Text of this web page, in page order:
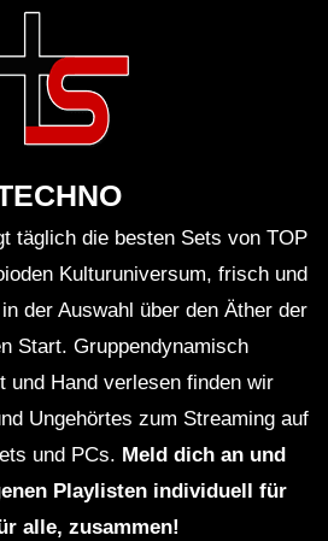
sich dafür ausgesprochen,
mehr weibliche Talente
ausgewogenes Verhältnis zu
nachhaltige Entwicklung in
und Veranstaltungen
um umweltfreundlicher zu
Künstlern, der Einsatz von
Ausstoß durch
mit denen
muss. Lea Occhi
darauf abzielt, nachhaltige
zu fördern,
täglich die besten Sets von TOP
Kulturuniversum, frisch und
der Auswahl über den Äther der
Start. Gruppendynamisch
und Hand verlesen finden wir
Ungehörtes zum Streaming auf
und PCs. Meld dich an und
Playlisten individuell für
alle, zusammen!